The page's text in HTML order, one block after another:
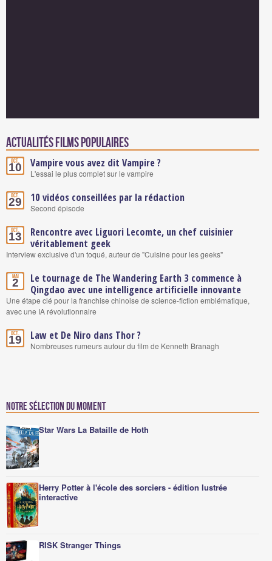
Actualités Films populaires
Oct.
10 Vampire vous avez dit Vampire ?
L'essai le plus complet sur le vampire
Oct.
29 10 vidéos conseillées par la rédaction
Second épisode
Oct.
13
Rencontre avec Liguori Lecomte, un chef cuisinier
véritablement geek
Interview exclusive d'un toqué, auteur de "Cuisine pour les geeks"
Mai
2
Le tournage de The Wandering Earth 3 commence à
Qingdao avec une intelligence artificielle innovante
Une étape clé pour la franchise chinoise de science-fiction emblématique,
avec une IA révolutionnaire
Oct.
19 Law et De Niro dans Thor ?
Nombreuses rumeurs autour du film de Kenneth Branagh
Notre sélection du moment
Star Wars La Bataille de Hoth
Herry Potter à l'école des sorciers - édition lustrée
interactive
RISK Stranger Things